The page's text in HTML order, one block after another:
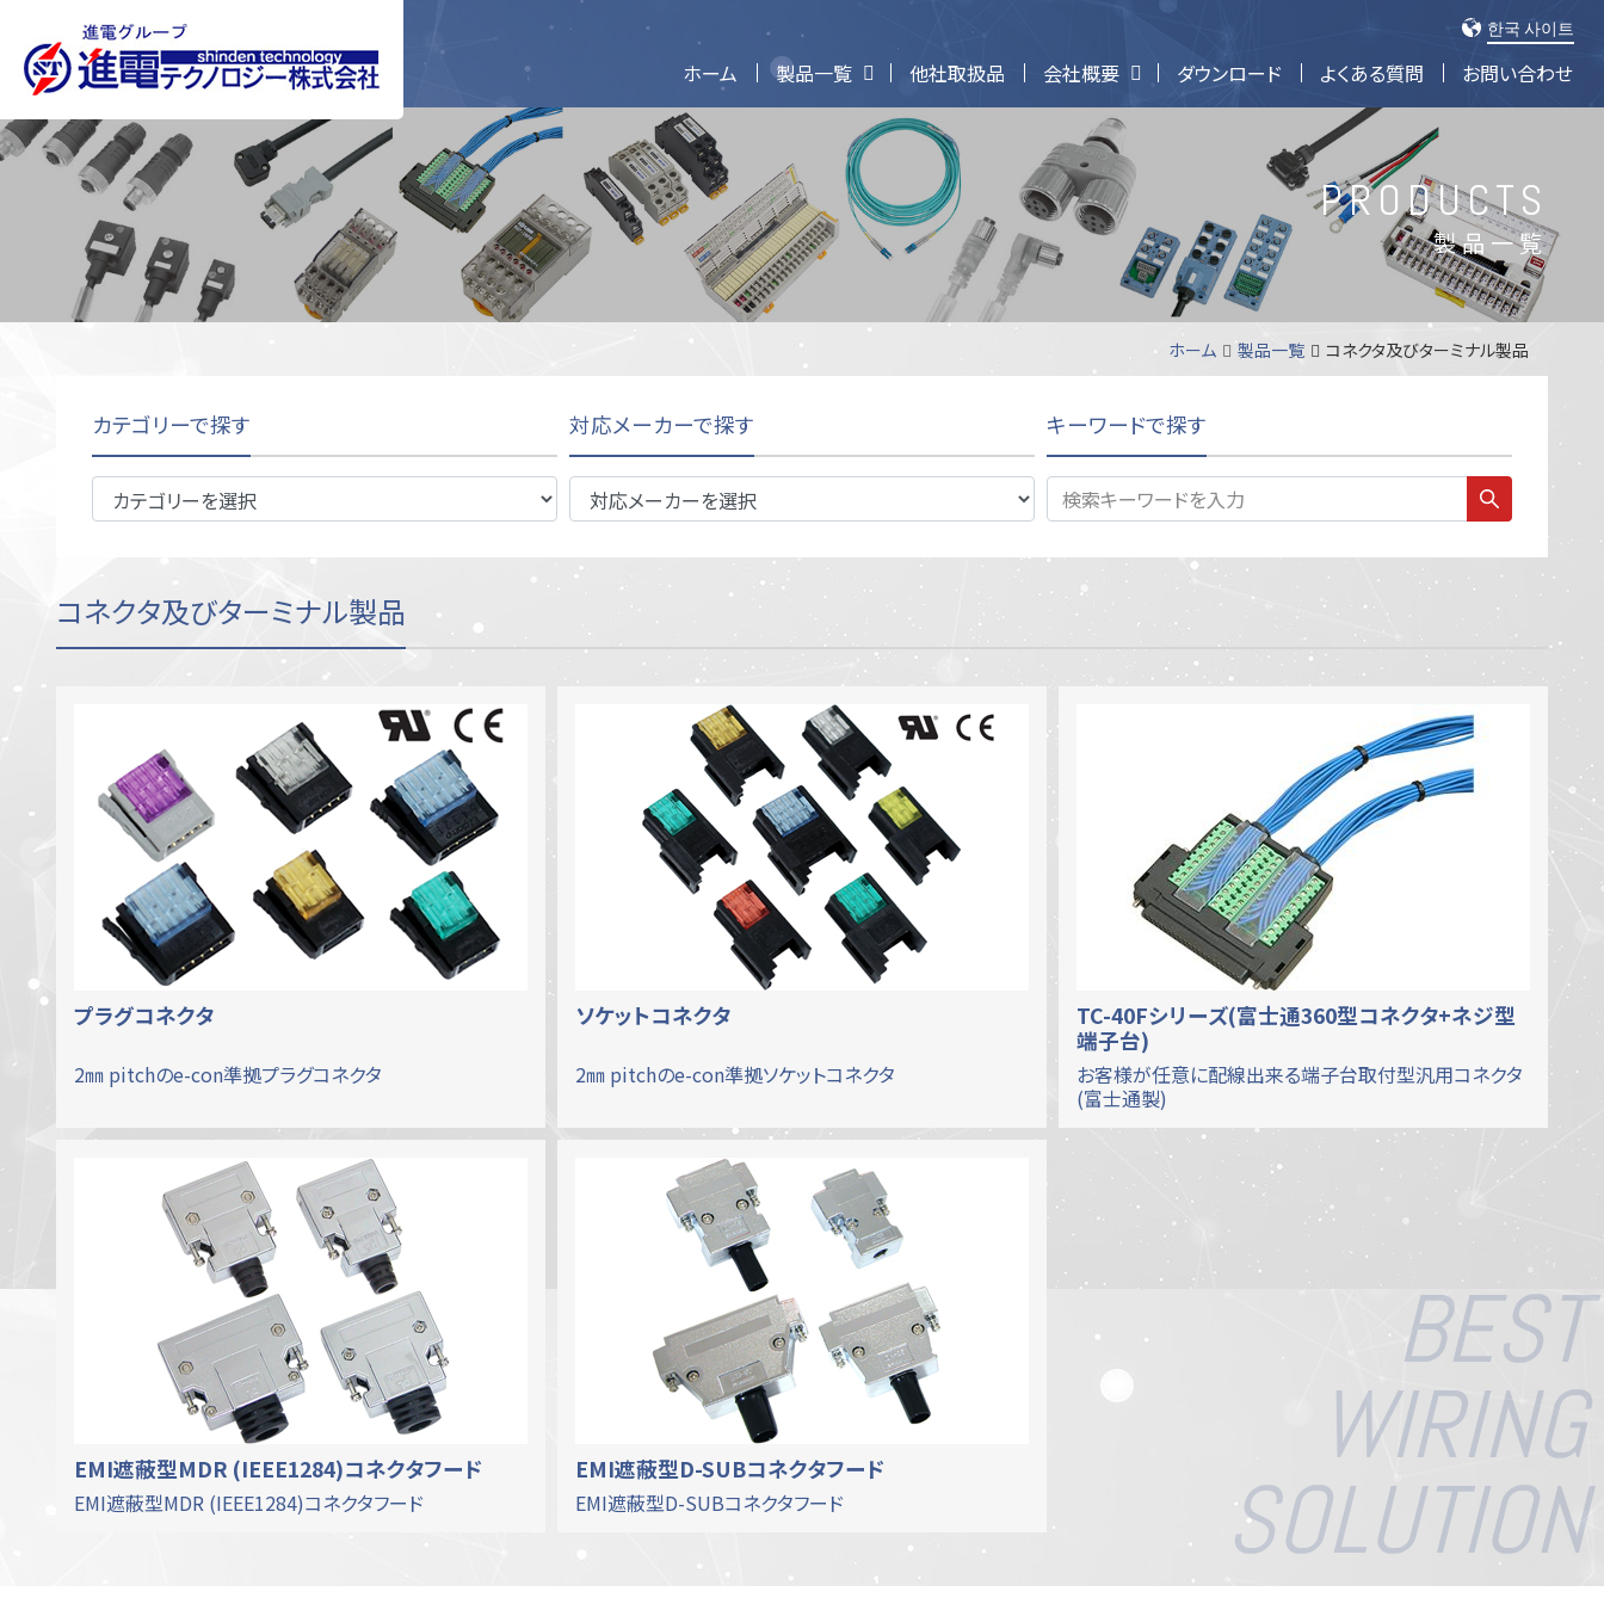
ホーム
製品一覧
I/Oケーブル インターフェイス端子台 リレーターミナル サーボアンプI/Oターミナル (サーボコンSIOシリーズ) PLCフロントターミナル
コネクタ及びターミナル製品 電源分配ブロック
他社取扱品
会社概要
社長挨拶
沿革 アクセス 所属スポーツ選手 スポンサー契約選手
ダウンロード よくある質問 お問い合わせ
한국 사이트
PRODUCTS
製品一覧
ホーム 製品一覧 コネクタ及びターミナル製品
カテゴリーで探す 対応メーカーで探す キーワードで探す
コネクタ及びターミナル製品
プラグコネクタ
2㎜ pitchのe-con準拠プラグコネクタ
ソケットコネクタ
2㎜ pitchのe-con準拠ソケットコネクタ
TC-40Fシリーズ(富士通360型コネクタ+ネジ型
端子台)
お客様が任意に配線出来る端子台取付型汎用コネクタ
(富士通製)
EMI遮蔽型MDR (IEEE1284)コネクタフード
EMI遮蔽型MDR (IEEE1284)コネクタフード
EMI遮蔽型D-SUBコネクタフード
EMI遮蔽型D-SUBコネクタフード
BEST
WIRING
SOLUTION